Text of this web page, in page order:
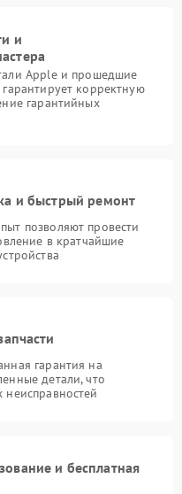
и
Apple и прошедшие
корректную
гарантийных
и быстрый ремонт
позволяют провести
в кратчайшие
гарантия на
детали, что
и бесплатная